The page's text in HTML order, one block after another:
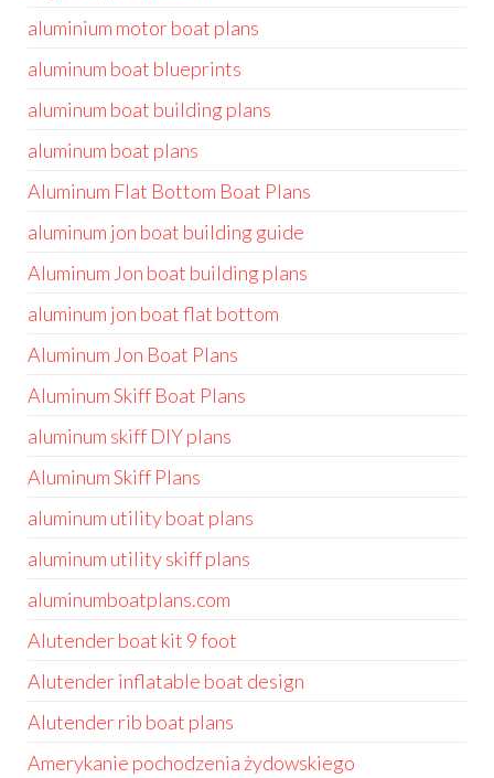
aluminium motor boat plans
aluminum boat blueprints
aluminum boat building plans
aluminum boat plans
Aluminum Flat Bottom Boat Plans
aluminum jon boat building guide
Aluminum Jon boat building plans
aluminum jon boat flat bottom
Aluminum Jon Boat Plans
Aluminum Skiff Boat Plans
aluminum skiff DIY plans
Aluminum Skiff Plans
aluminum utility boat plans
aluminum utility skiff plans
aluminumboatplans.com
Alutender boat kit 9 foot
Alutender inflatable boat design
Alutender rib boat plans
Amerykanie pochodzenia żydowskiego